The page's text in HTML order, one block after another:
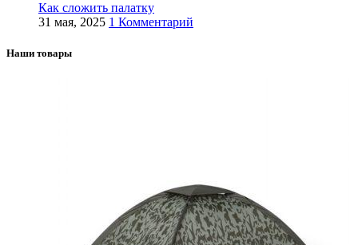
Как сложить палатку
31 мая, 2025 1 Комментарий
Наши товары